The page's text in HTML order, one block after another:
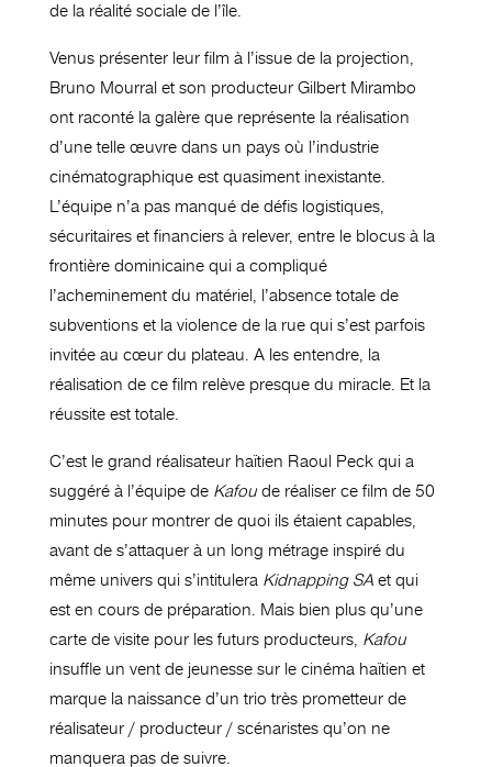
de la réalité sociale de l’île.
Venus présenter leur film à l’issue de la projection,
Bruno Mourral et son producteur Gilbert Mirambo
ont raconté la galère que représente la réalisation
d’une telle œuvre dans un pays où l’industrie
cinématographique est quasiment inexistante.
L’équipe n’a pas manqué de défis logistiques,
sécuritaires et financiers à relever, entre le blocus à la
frontière dominicaine qui a compliqué
l’acheminement du matériel, l’absence totale de
subventions et la violence de la rue qui s’est parfois
invitée au cœur du plateau. A les entendre, la
réalisation de ce film relève presque du miracle. Et la
réussite est totale.
C’est le grand réalisateur haïtien Raoul Peck qui a
suggéré à l’équipe de Kafoude réaliser ce film de 50
minutes pour montrer de quoi ils étaient capables,
avant de s’attaquer à un long métrage inspiré du
même univers qui s’intitulera Kidnapping SAet qui
est en cours de préparation. Mais bien plus qu’une
carte de visite pour les futurs producteurs, Kafou
insuffle un vent de jeunesse sur le cinéma haïtien et
marque la naissance d’un trio très prometteur de
réalisateur / producteur / scénaristes qu’on ne
manquera pas de suivre.